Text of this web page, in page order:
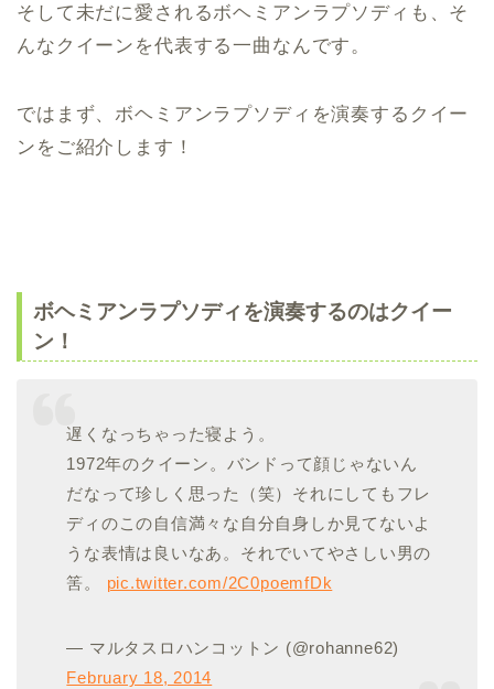
そして未だに愛されるボヘミアンラプソディも、そ
んなクイーンを代表する一曲なんです。
ではまず、ボヘミアンラプソディを演奏するクイー
ンをご紹介します！
ボヘミアンラプソディを演奏するのはクイー
ン！
遅くなっちゃった寝よう。
1972年のクイーン。バンドって顔じゃないん
だなって珍しく思った（笑）それにしてもフレ
ディのこの自信満々な自分自身しか見てないよ
うな表情は良いなあ。それでいてやさしい男の
筈。 pic.twitter.com/2C0poemfDk
— マルタスロハンコットン (@rohanne62)
February 18, 2014